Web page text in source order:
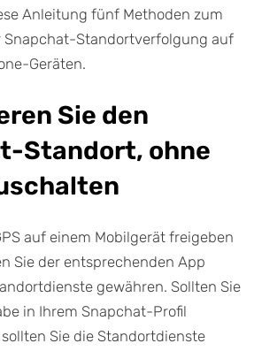
Anleitung fünf Methoden zum
Snapchat-Standortverfolgung auf
Geräten.
Sie den
Standort, ohne
auf einem Mobilgerät freigeben
Sie der entsprechenden App
gewähren. Sollten Sie
in Ihrem Snapchat-Profil
Sie die Standortdienste